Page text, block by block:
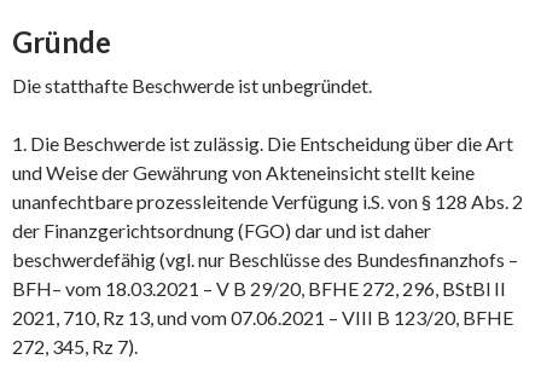
Gründe
Die statthafte Beschwerde ist unbegründet.
1. Die Beschwerde ist zulässig. Die Entscheidung über die Art
und Weise der Gewährung von Akteneinsicht stellt keine
unanfechtbare prozessleitende Verfügung i.S. von § 128 Abs. 2
der Finanzgerichtsordnung (FGO) dar und ist daher
beschwerdefähig (vgl. nur Beschlüsse des Bundesfinanzhofs –
BFH– vom 18.03.2021 – V B 29/20, BFHE 272, 296, BStBl II
2021, 710, Rz 13, und vom 07.06.2021 – VIII B 123/20, BFHE
272, 345, Rz 7).